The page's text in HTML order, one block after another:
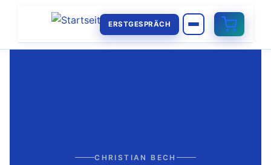
ERSTGESPRÄCH
CHRISTIAN BECH